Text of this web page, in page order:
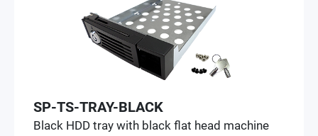
SP-TS-TRAY-BLACK
Black HDD tray with black flat head machine